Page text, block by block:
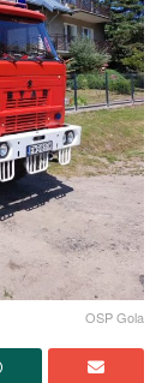
OSP Gola